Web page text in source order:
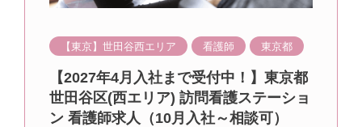
【東京】世田谷西エリア 看護師 東京都
【2027年4月入社まで受付中！】東京都
世田谷区(西エリア) 訪問看護ステーショ
ン 看護師求人（10月入社～相談可）